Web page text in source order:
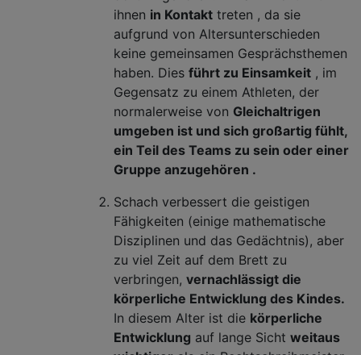
ihnen in Kontakt treten , da sie
aufgrund von Altersunterschieden
keine gemeinsamen Gesprächsthemen
haben. Dies führt zu Einsamkeit , im
Gegensatz zu einem Athleten, der
normalerweise von Gleichaltrigen
umgeben ist und sich großartig fühlt,
ein Teil des Teams zu sein oder einer
Gruppe anzugehören .
Schach verbessert die geistigen
Fähigkeiten (einige mathematische
Disziplinen und das Gedächtnis), aber
zu viel Zeit auf dem Brett zu
verbringen, vernachlässigt die
körperliche Entwicklung des Kindes.
In diesem Alter ist die körperliche
Entwicklung auf lange Sicht weitaus